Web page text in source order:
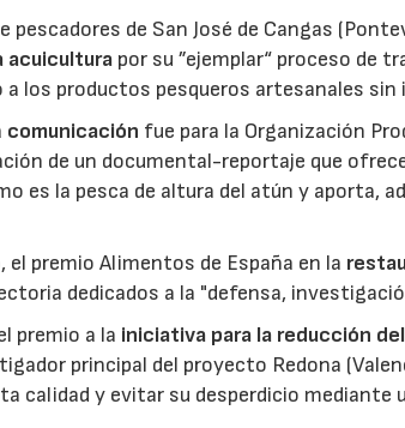
pescadores de San José de Cangas
acuicultura por su ”ejemplar“ proceso de
a los productos pesqueros artesanales
comunicación fue para la Organización
de un documental-reportaje que
es la pesca de altura del atún y aporta,
el premio Alimentos de España en la
dedicados a la "defensa,
premio a la iniciativa para la reducción
principal del proyecto Redona
calidad y evitar su desperdicio